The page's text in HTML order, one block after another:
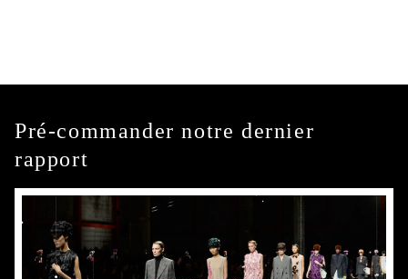
Pré-commander notre dernier
rapport